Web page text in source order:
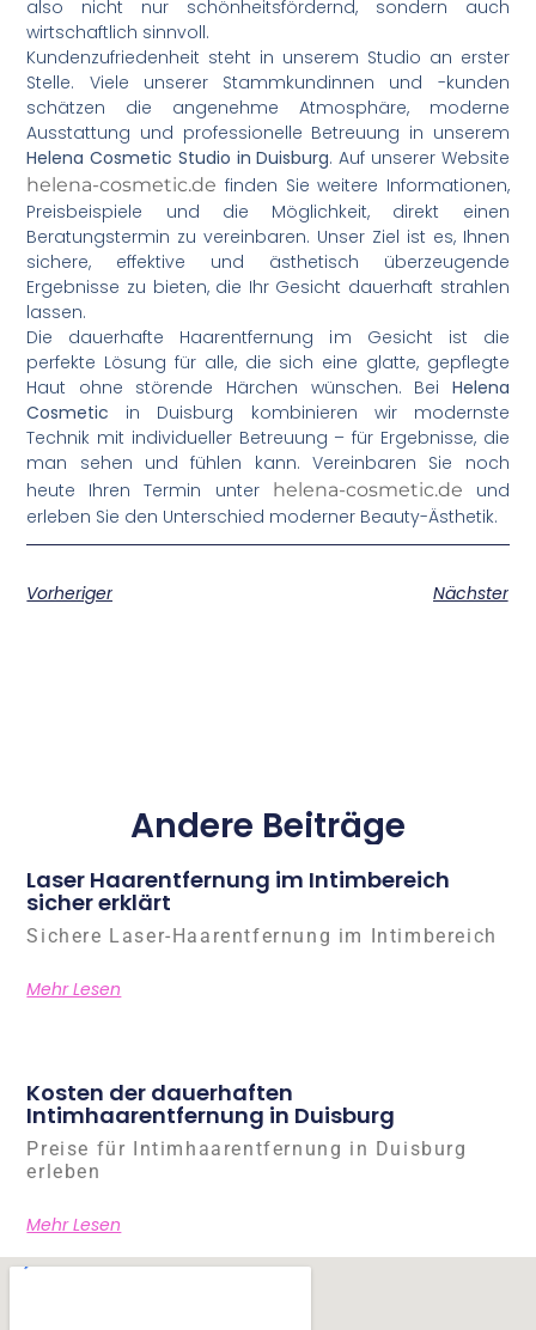
also nicht nur schönheitsfördernd, sondern auch
wirtschaftlich sinnvoll.
Kundenzufriedenheit steht in unserem Studio an erster
Stelle. Viele unserer Stammkundinnen und -kunden
schätzen die angenehme Atmosphäre, moderne
Ausstattung und professionelle Betreuung in unserem
Helena Cosmetic Studio in Duisburg. Auf unserer Website
helena-cosmetic.de finden Sie weitere Informationen,
Preisbeispiele und die Möglichkeit, direkt einen
Beratungstermin zu vereinbaren. Unser Ziel ist es, Ihnen
sichere, effektive und ästhetisch überzeugende
Ergebnisse zu bieten, die Ihr Gesicht dauerhaft strahlen
lassen.
Die dauerhafte Haarentfernung im Gesicht ist die
perfekte Lösung für alle, die sich eine glatte, gepflegte
Haut ohne störende Härchen wünschen. Bei Helena
Cosmetic in Duisburg kombinieren wir modernste
Technik mit individueller Betreuung – für Ergebnisse, die
man sehen und fühlen kann. Vereinbaren Sie noch
heute Ihren Termin unter
helena-cosmetic.de und
erleben Sie den Unterschied moderner Beauty-Ästhetik.
Vorheriger Nächster
Andere Beiträge
Laser Haarentfernung im Intimbereich
sicher erklärt
Sichere Laser-Haarentfernung im Intimbereich
Mehr Lesen
Kosten der dauerhaften
Intimhaarentfernung in Duisburg
Preise für Intimhaarentfernung in Duisburg
erleben
Mehr Lesen